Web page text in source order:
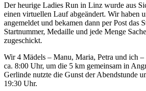
Der heurige Ladies Run in Linz wurde aus
einen virtuellen Lauf abgeändert. Wir haben
angemeldet und bekamen dann per Post das
Startnummer, Medaille und jede Menge
zugeschickt.
Wir 4 Mädels – Manu, Maria, Petra und ich –
ca. 8:00 Uhr, um die 5 km gemeinsam in
Gerlinde nutzte die Gunst der Abendstunde
19:30 Uhr.